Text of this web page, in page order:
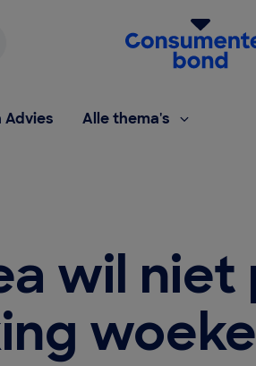
Homepage van de
Advies Alle thema's
wil